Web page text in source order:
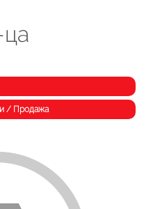
ца
/ Продажа